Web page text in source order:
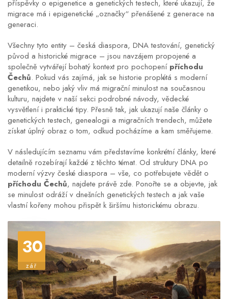
příspěvky o epigenetice a genetických testech, které ukazují, že
migrace má i epigenetické „označky“ přenášené z generace na
generaci.
Všechny tyto entity – česká diaspora, DNA testování, genetický
původ a historické migrace – jsou navzájem propojené a
společně vytvářejí bohatý kontext pro pochopení příchodu
Čechů. Pokud vás zajímá, jak se historie proplétá s moderní
genetikou, nebo jaký vliv má migrační minulost na současnou
kulturu, najdete v naší sekci podrobné návody, vědecké
vysvětlení i praktické tipy. Přesně tak, jak ukazují naše články o
genetických testech, genealogii a migračních trendech, můžete
získat úplný obraz o tom, odkud pocházíme a kam směřujeme.
V následujícím seznamu vám představíme konkrétní články, které
detailně rozebírají každé z těchto témat. Od struktury DNA po
moderní výzvy české diaspora – vše, co potřebujete vědět o
příchodu Čechů, najdete právě zde. Ponořte se a objevte, jak
se minulost odráží v dnešních genetických testech a jak vaše
vlastní kořeny mohou přispět k širšímu historickému obrazu.
30
zář